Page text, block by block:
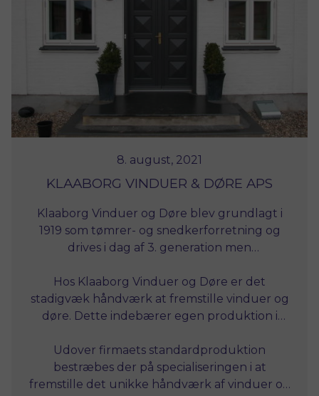
8. august, 2021
KLAABORG VINDUER & DØRE APS
Klaaborg Vinduer og Døre blev grundlagt i
1919 som tømrer- og snedkerforretning og
drives i dag af 3. generation men
døre i træ.
Hos Klaaborg Vinduer og Døre er det
stadigvæk håndværk at fremstille vinduer og
døre. Dette indebærer egen produktion i
moderne maskinpark samt egen beslåning-
og malerafdeling som er beliggende i
Stepping; en lille by i det sønderjyske mellem
Udover firmaets standardproduktion
bestræbes der på specialiseringen i at
fremstille det unikke håndværk af vinduer og